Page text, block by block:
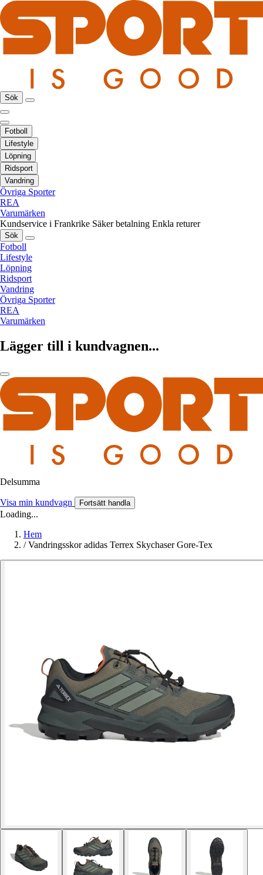
Sök
Fotboll
Lifestyle
Löpning
Ridsport
Vandring
Övriga Sporter
REA
Varumärken
Kundservice i Frankrike Säker betalning Enkla returer
Sök
Fotboll
Lifestyle
Löpning
Ridsport
Vandring
Övriga Sporter
REA
Varumärken
Lägger till i kundvagnen...
Delsumma
Visa min kundvagn Fortsätt handla
Loading...
Hem
/ Vandringsskor adidas Terrex Skychaser Gore-Tex